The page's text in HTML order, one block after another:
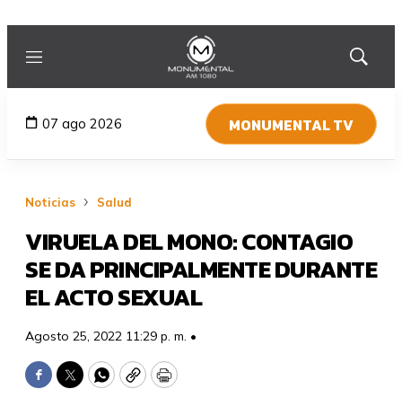
Menú
Mostrar
07 ago 2026 MONUMENTAL TV
Noticias Salud
VIRUELA DEL MONO: CONTAGIO
SE DA PRINCIPALMENTE DURANTE
EL ACTO SEXUAL
Agosto 25, 2022 11:29 p. m. •
Facebook
TwitterWhatsApp
CopyPrint